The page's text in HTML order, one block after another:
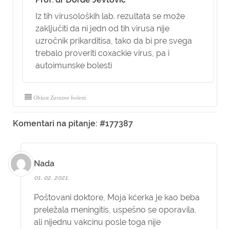
Iz tih virusoloških lab. rezultata se može
zaključiti da ni jedn od tih virusa nije
uzročnik prikarditisa, tako da bi pre svega
trebalo proveriti coxackie virus, pa i
autoimunske bolesti
Oblast Zarazne bolesti
Komentari na pitanje: #177387
Nada
01. 02. 2021.
Poštovani doktore, Moja kćerka je kao beba
preležala meningitis, uspešno se oporavila,
ali nijednu vakcinu posle toga nije